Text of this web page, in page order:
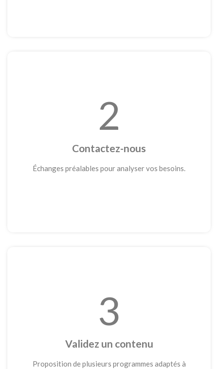
2
Contactez-nous
Échanges préalables pour analyser vos besoins.
3
Validez un contenu
Proposition de plusieurs programmes adaptés à